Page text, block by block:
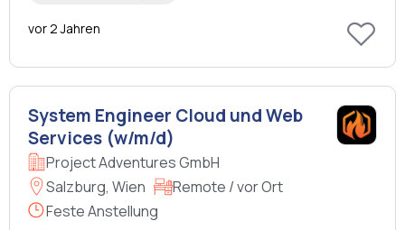
vor 2 Jahren
System Engineer Cloud und Web
Services (w/m/d)
Project Adventures GmbH
Salzburg, Wien
Remote / vor Ort
Feste Anstellung